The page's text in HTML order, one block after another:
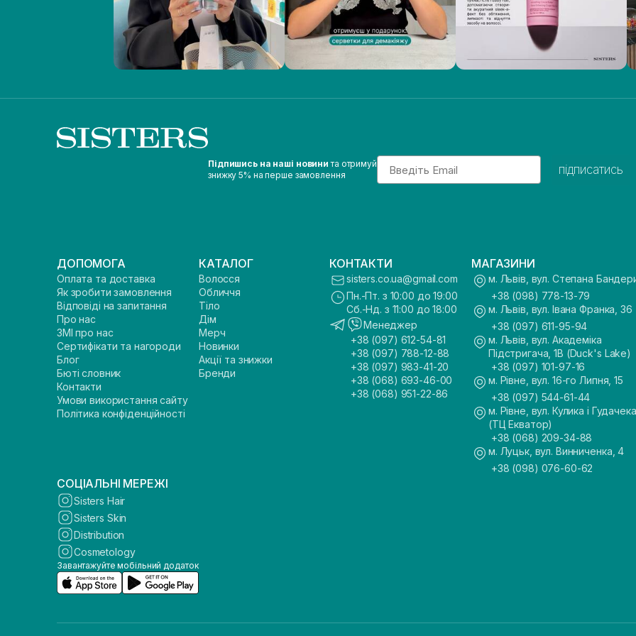
Підпишись на наші новини та отримуй
знижку 5% на перше замовлення
Email
підписатись
ДОПОМОГА
Оплата та доставка
Як зробити замовлення
Відповіді на запитання
Про нас
ЗМІ про нас
Сертифікати та нагороди
Блог
Бюті словник
Контакти
Умови використання сайту
Політика конфіденційності
КАТАЛОГ
Волосся
Обличчя
Тіло
Дім
Мерч
Новинки
Акції та знижки
Бренди
КОНТАКТИ
sisters.co.ua@gmail.com
Пн.-Пт. з 10:00 до 19:00
Сб.-Нд. з 11:00 до 18:00
Менеджер
+38 (097) 612-54-81
+38 (097) 788-12-88
+38 (097) 983-41-20
+38 (068) 693-46-00
+38 (068) 951-22-86
МАГАЗИНИ
м. Львів, вул. Степана
+38 (098) 778-13-79
м. Львів, вул. Івана Франка, 36
+38 (097) 611-95-94
м. Львів, вул. Академіка
Підстригача, 1В (Duck's Lake)
+38 (097) 101-97-16
м. Рівне, вул. 16-го Липня, 15
+38 (097) 544-61-44
м. Рівне, вул. Кулика і
(ТЦ Екватор)
+38 (068) 209-34-88
м. Луцьк, вул. Винниченка, 4
+38 (098) 076-60-62
СОЦІАЛЬНІ МЕРЕЖІ
Sisters Hair
Sisters Skin
Distribution
Cosmetology
Завантажуйте мобільний додаток